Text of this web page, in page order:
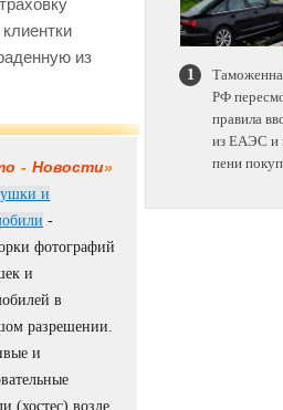
РФ
правила
из ЕАЭС и
пени
из
-Новости»
и
-
фотографий
и
в
разрешении.
и
(хостес) возле